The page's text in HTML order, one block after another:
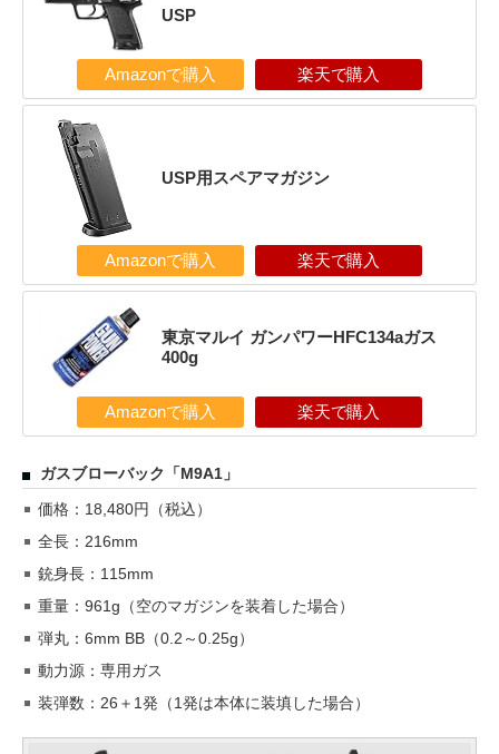
USP
Amazonで購入 楽天で購入
USP用スペアマガジン
Amazonで購入 楽天で購入
東京マルイ ガンパワーHFC134aガス
400g
Amazonで購入 楽天で購入
ガスブローバック「M9A1」
価格：18,480円（税込）
全長：216mm
銃身長：115mm
重量：961g（空のマガジンを装着した場合）
弾丸：6mm BB（0.2～0.25g）
動力源：専用ガス
装弾数：26＋1発（1発は本体に装填した場合）